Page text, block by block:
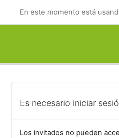
En este momento está
Es necesario iniciar
Los invitados no pueden